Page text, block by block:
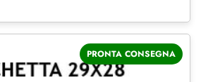
PRONTA CONSEGNA